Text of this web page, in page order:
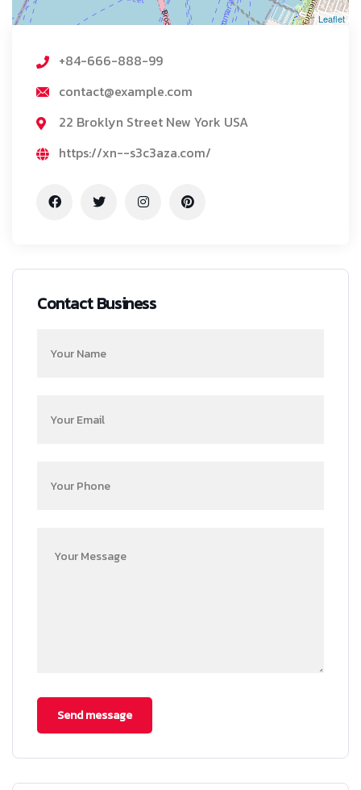
Leaflet
+84-666-888-99
contact@example.com
22 Broklyn Street New York USA
https://xn--s3c3aza.com/
Contact Business